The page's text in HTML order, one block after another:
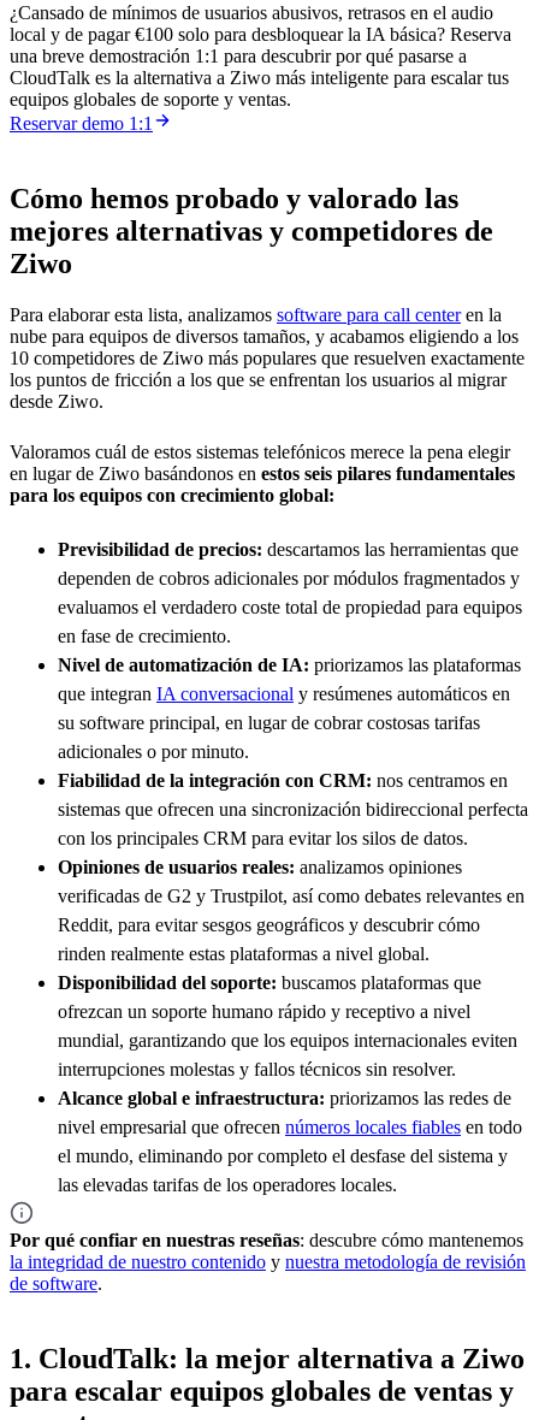
¿Cansado de mínimos de usuarios abusivos, retrasos en el audio
local y de pagar €100 solo para desbloquear la IA básica? Reserva
una breve demostración 1:1 para descubrir por qué pasarse a
CloudTalk es la alternativa a Ziwo más inteligente para escalar tus
equipos globales de soporte y ventas.
Reservar demo 1:1
Cómo hemos probado y valorado las
mejores alternativas y competidores de
Ziwo
Para elaborar esta lista, analizamos software para call centeren la
nube para equipos de diversos tamaños, y acabamos eligiendo a los
10 competidores de Ziwo más populares que resuelven exactamente
los puntos de fricción a los que se enfrentan los usuarios al migrar
desde Ziwo.
Valoramos cuál de estos sistemas telefónicos merece la pena elegir
en lugar de Ziwo basándonos en estos seis pilares fundamentales
para los equipos con crecimiento global:
Previsibilidad de precios: descartamos las herramientas que
dependen de cobros adicionales por módulos fragmentados y
evaluamos el verdadero coste total de propiedad para equipos
en fase de crecimiento.
Nivel de automatización de IA: priorizamos las plataformas
que integran IA conversacional y resúmenes automáticos en
su software principal, en lugar de cobrar costosas tarifas
adicionales o por minuto.
Fiabilidad de la integración con CRM: nos centramos en
sistemas que ofrecen una sincronización bidireccional perfecta
con los principales CRM para evitar los silos de datos.
Opiniones de usuarios reales: analizamos opiniones
verificadas de G2 y Trustpilot, así como debates relevantes en
Reddit, para evitar sesgos geográficos y descubrir cómo
rinden realmente estas plataformas a nivel global.
Disponibilidad del soporte: buscamos plataformas que
ofrezcan un soporte humano rápido y receptivo a nivel
mundial, garantizando que los equipos internacionales eviten
interrupciones molestas y fallos técnicos sin resolver.
Alcance global e infraestructura: priorizamos las redes de
nivel empresarial que ofrecen números locales fiables en todo
el mundo, eliminando por completo el desfase del sistema y
las elevadas tarifas de los operadores locales.
Por qué confiar en nuestras reseñas: descubre cómo mantenemos
la integridad de nuestro contenido y nuestra metodología de revisión
de software.
1. CloudTalk: la mejor alternativa a Ziwo
para escalar equipos globales de ventas y